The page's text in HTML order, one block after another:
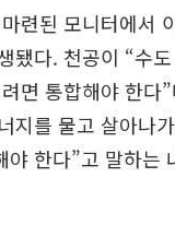
련된 모니터에서
됐다. 천공이 “수
면 통합해야 한다
지를 물고 살아나
야 한다”고 말하는